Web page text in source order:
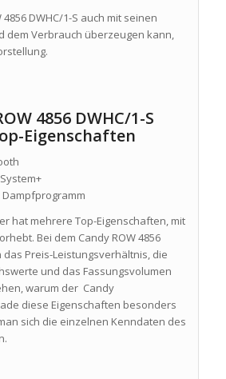
DWHC/1-S auch mit seinen
dem Verbrauch überzeugen kann,
4856 DWHC/1-S
Eigenschaften
Dampfprogramm
hat mehrere Top-Eigenschaften, mit
Bei dem Candy ROW 4856
das Preis-Leistungsverhältnis, die
und das Fassungsvolumen
warum der Candy
diese Eigenschaften besonders
sich die einzelnen Kenndaten des